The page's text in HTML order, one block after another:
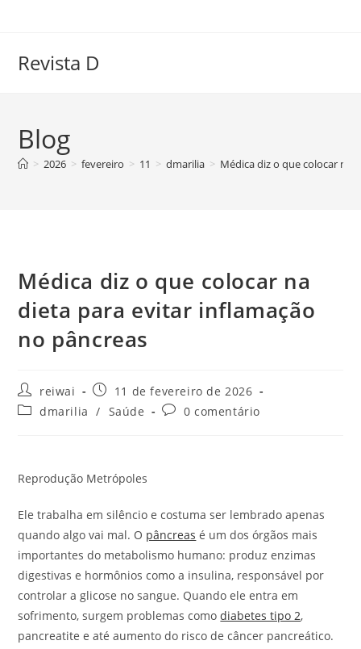
conteúdo
Revista D
Blog
> 2026 > fevereiro > 11 > dmarilia > Médica diz o que colocar na
Médica diz o que colocar na
dieta para evitar inflamação
no pâncreas
Autor
do
post:
reiwai
Post
publicado:
11 de fevereiro de 2026
Categoria
dmarilia / Saúde
Comentários
0 comentário
Reprodução Metrópoles
Ele trabalha em silêncio e costuma ser lembrado apenas
quando algo vai mal. O pâncreas é um dos órgãos mais
importantes do metabolismo humano: produz enzimas
digestivas e hormônios como a insulina, responsável por
controlar a glicose no sangue. Quando ele entra em
sofrimento, surgem problemas comodiabetes tipo 2,
pancreatite e até aumento do risco de câncer pancreático.